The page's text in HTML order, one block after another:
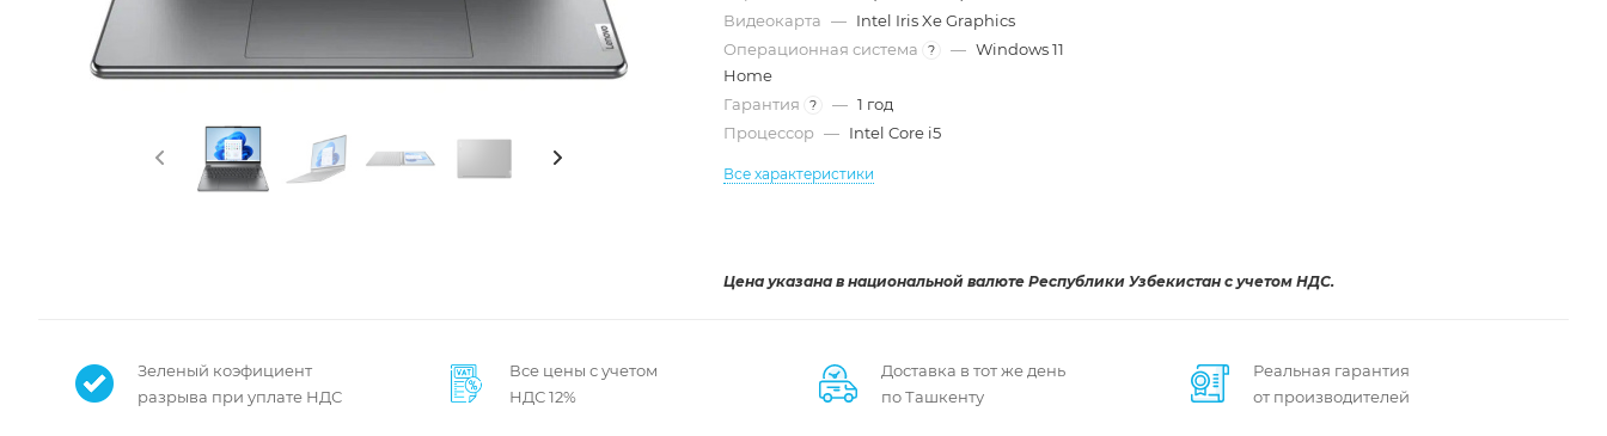
Видеокарта — Intel Iris Xe Graphics
Операционная система
? — Windows 11
Home
Гарантия
? — 1 год
Процессор — Intel Core i5
Все характеристики
Цена указана в национальной валюте Республики Узбекистан с учетом НДС.
Зеленый коэфициент
разрыва при уплате НДС
Все цены с учетом
НДС 12%
Доставка в тот же день
по Ташкенту
Реальная гарантия
от производителей